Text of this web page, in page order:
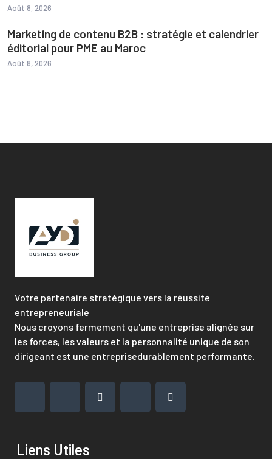
Août 8, 2026
Marketing de contenu B2B : stratégie et calendrier
éditorial pour PME au Maroc
Août 8, 2026
Votre partenaire stratégique vers la réussite
entrepreneuriale
Nous croyons fermement qu'une entreprise alignée sur
les forces, les valeurs et la personnalité unique de son
dirigeant est une entreprisedurablement performante.
Liens Utiles